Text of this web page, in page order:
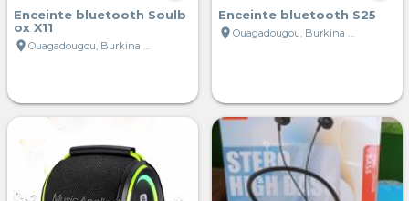
Enceinte bluetooth Soulb
ox X11
location_on
Ouagadougou, Burkina Faso
Enceinte bluetooth S25
location_on
Ouagadougou, Burkina Faso